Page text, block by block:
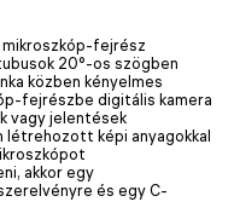
fejrész
20°-os szögben
közben kényelmes
fejrészbe digitális kamera
vagy jelentések
létrehozott képi anyagokkal
akkor egy
és egy C-